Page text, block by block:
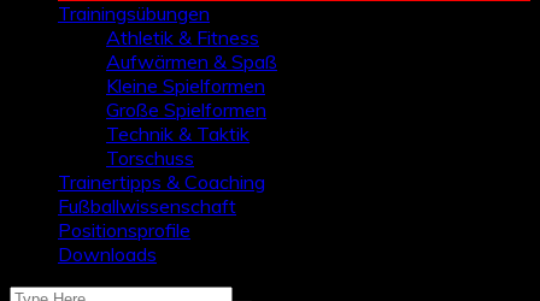
Trainingsübungen
Athletik & Fitness
Aufwärmen & Spaß
Kleine Spielformen
Große Spielformen
Technik & Taktik
Torschuss
Trainertipps & Coaching
Fußballwissenschaft
Positionsprofile
Downloads